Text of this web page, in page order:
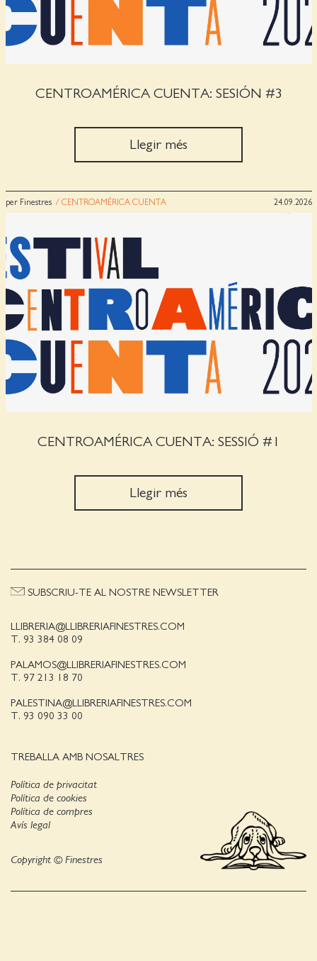
CENTROAMÉRICA CUENTA: SESIÓN #3
Llegir més
per Finestres / CENTROAMÉRICA CUENTA 24.09.2026
CENTROAMÉRICA CUENTA: SESSIÓ #1
Llegir més
LLIBRERIA@LLIBRERIAFINESTRES.COM
T. 93 384 08 09
PALAMOS@LLIBRERIAFINESTRES.COM
T. 97 213 18 70
PALESTINA@LLIBRERIAFINESTRES.COM
T. 93 090 33 00
TREBALLA AMB NOSALTRES
SUBSCRIU-TE AL NOSTRE NEWSLETTER
Política de privacitat
Política de cookies
Avís legal
Política de compres
Copyright © Finestres